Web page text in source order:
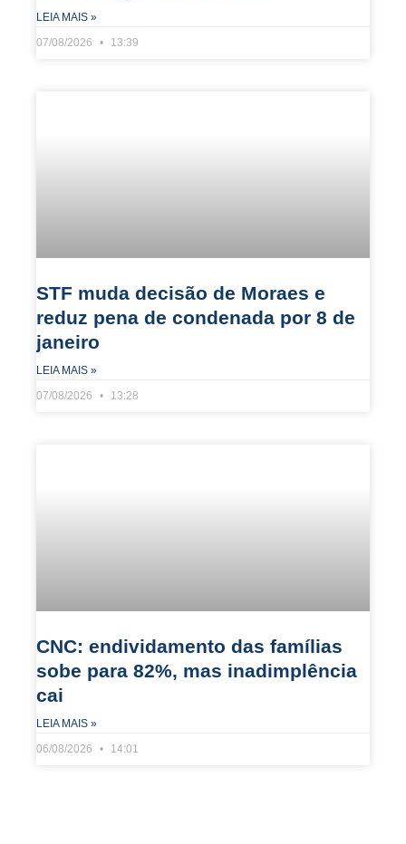
LEIA MAIS »
07/08/2026
13:39
STF muda decisão de Moraes e
reduz pena de condenada por 8 de
janeiro
LEIA MAIS »
07/08/2026
13:28
CNC: endividamento das famílias
sobe para 82%, mas inadimplência
cai
LEIA MAIS »
06/08/2026
14:01